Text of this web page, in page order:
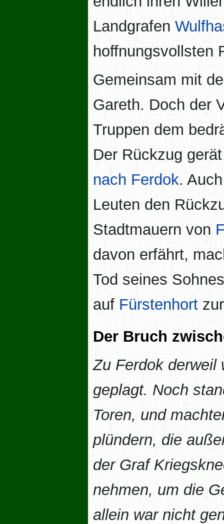
Landgrafen
hoffnungsvollsten
Gemeinsam mit
Gareth. Doch der
Truppen dem
Der Rückzug
nach Ferdok.
Leuten den
Stadtmauern von
davon erfährt,
Tod seines
auf Fürstenhort
Der Bruch
Zu Ferdok derweil
geplagt. Noch
Toren, und
plündern, die
der Graf
nehmen, um die
allein war nicht